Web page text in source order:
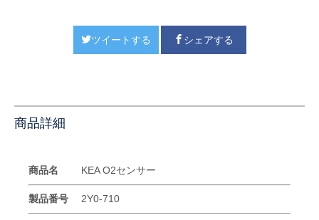
ツイートする シェアする
商品詳細
商品名 KEA O2センサー
製品番号 2Y0-710